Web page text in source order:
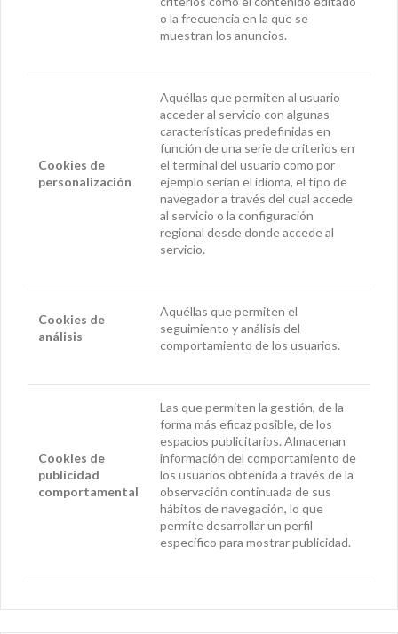
o la frecuencia en la que se
muestran los anuncios.
Cookies de
personalización
Aquéllas que permiten al usuario
acceder al servicio con algunas
características predefinidas en
función de una serie de criterios en
el terminal del usuario como por
ejemplo serian el idioma, el tipo de
navegador a través del cual accede
al servicio o la configuración
regional desde donde accede al
servicio.
Cookies de
análisis
Aquéllas que permiten el
seguimiento y análisis del
comportamiento de los usuarios.
Cookies de
publicidad
comportamental
Las que permiten la gestión, de la
forma más eficaz posible, de los
espacios publicitarios. Almacenan
información del comportamiento de
los usuarios obtenida a través de la
observación continuada de sus
hábitos de navegación, lo que
permite desarrollar un perfil
específico para mostrar publicidad.